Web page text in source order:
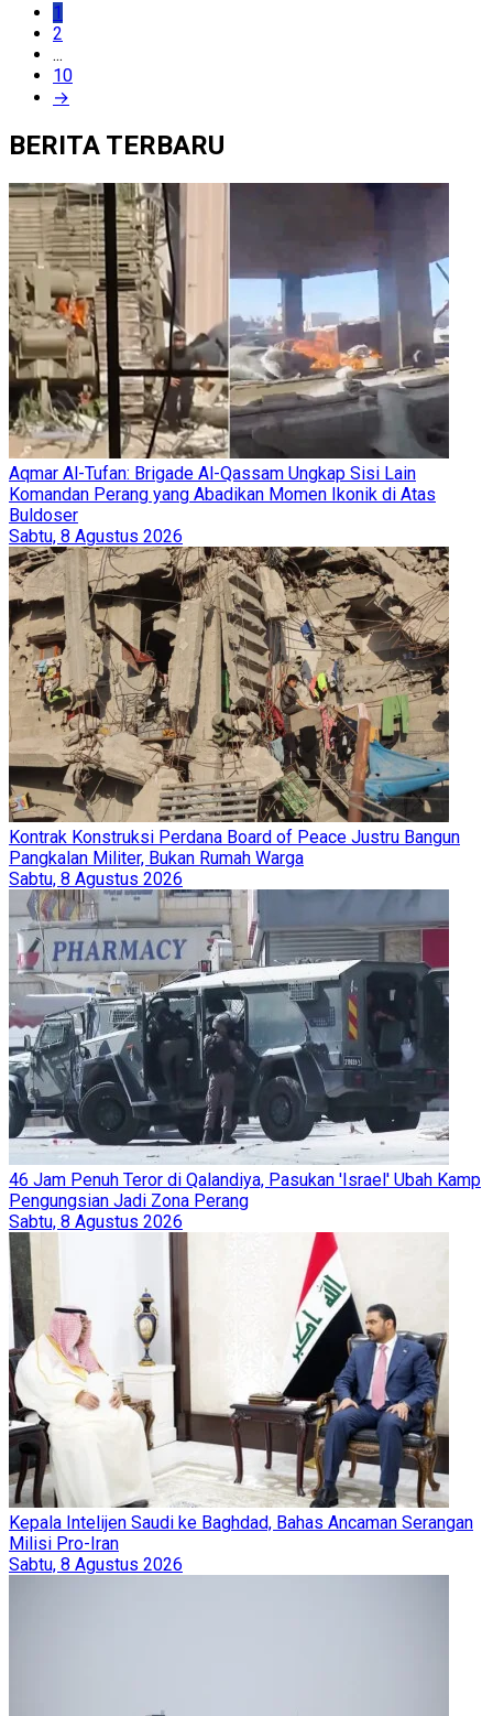
1
2
...
10
→
BERITA TERBARU
Aqmar Al-Tufan: Brigade Al-Qassam Ungkap Sisi Lain
Komandan Perang yang Abadikan Momen Ikonik di Atas
Buldoser
Sabtu, 8 Agustus 2026
Kontrak Konstruksi Perdana Board of Peace Justru Bangun
Pangkalan Militer, Bukan Rumah Warga
Sabtu, 8 Agustus 2026
46 Jam Penuh Teror di Qalandiya, Pasukan 'Israel' Ubah Kamp
Pengungsian Jadi Zona Perang
Sabtu, 8 Agustus 2026
Kepala Intelijen Saudi ke Baghdad, Bahas Ancaman Serangan
Milisi Pro-Iran
Sabtu, 8 Agustus 2026